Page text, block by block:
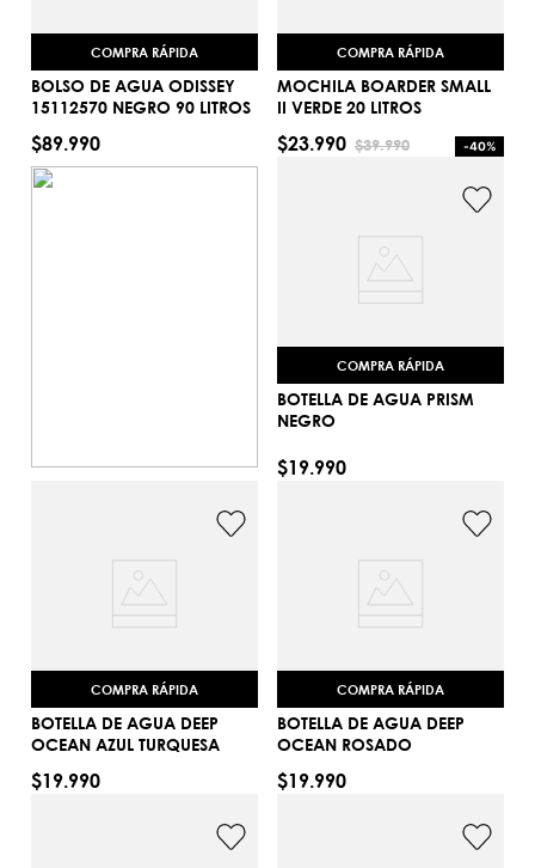
COMPRA RÁPIDA
Talla única
BOLSO DE AGUA ODISSEY
15112570 NEGRO 90 LITROS
$89.990
COMPRA RÁPIDA
Talla única
MOCHILA BOARDER SMALL
II VERDE 20 LITROS
$39.990
$23.990 -40%
COMPRA RÁPIDA
TU
BOTELLA DE AGUA PRISM
NEGRO
$19.990
COMPRA RÁPIDA
TU
BOTELLA DE AGUA DEEP
OCEAN AZUL TURQUESA
$19.990
COMPRA RÁPIDA
TU
BOTELLA DE AGUA DEEP
OCEAN ROSADO
$19.990